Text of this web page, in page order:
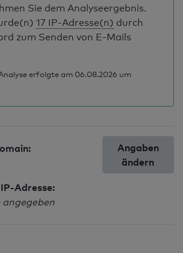
Sie dem Analyseergebnis.
17 IP-Adresse(n) durch
zum Senden von E-Mails
erfolgte am 06.08.2026 um
Adresse:
angegeben
Angaben
ändern